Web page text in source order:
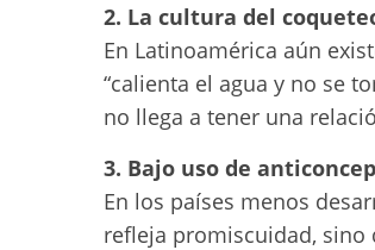
2. La cultura del
En Latinoamérica aún
“calienta el agua y no se
no llega a tener una
3. Bajo uso de
En los países menos
refleja promiscuidad, sino